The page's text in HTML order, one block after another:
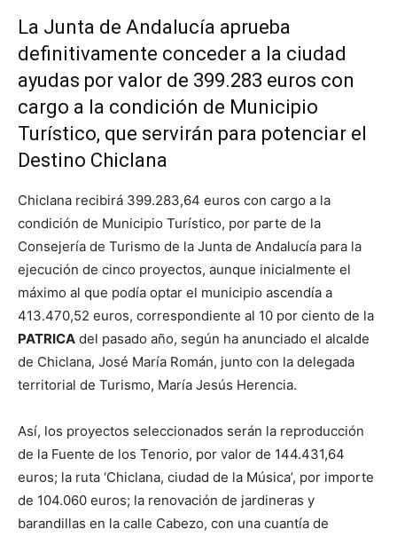
La Junta de Andalucía aprueba
definitivamente conceder a la ciudad
ayudas por valor de 399.283 euros con
cargo a la condición de Municipio
Turístico, que servirán para potenciar el
Destino Chiclana
Chiclana recibirá 399.283,64 euros con cargo a la
condición de Municipio Turístico, por parte de la
Consejería de Turismo de la Junta de Andalucía para la
ejecución de cinco proyectos, aunque inicialmente el
máximo al que podía optar el municipio ascendía a
413.470,52 euros, correspondiente al 10 por ciento de la
PATRICA del pasado año, según ha anunciado el alcalde
de Chiclana, José María Román, junto con la delegada
territorial de Turismo, María Jesús Herencia.
Así, los proyectos seleccionados serán la reproducción
de la Fuente de los Tenorio, por valor de 144.431,64
euros; la ruta ‘Chiclana, ciudad de la Música’, por importe
de 104.060 euros; la renovación de jardineras y
barandillas en la calle Cabezo, con una cuantía de